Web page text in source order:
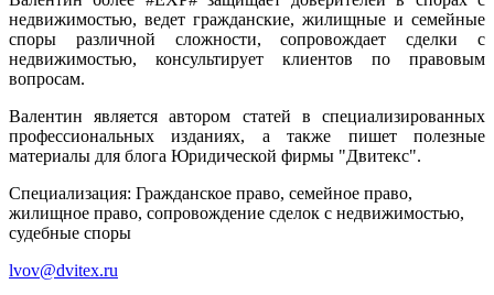
недвижимостью, ведет гражданские, жилищные и семейные
споры различной сложности, сопровождает сделки с
недвижимостью, консультирует клиентов по правовым
вопросам.
Валентин является автором статей в специализированных
профессиональных изданиях, а также пишет полезные
материалы для блога Юридической фирмы "Двитекс".
Специализация: Гражданское право, семейное право,
жилищное право, сопровождение сделок с недвижимостью,
судебные споры
lvov@dvitex.ru